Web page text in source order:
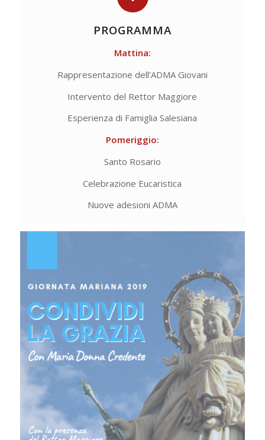
PROGRAMMA
Mattina:
Rappresentazione dell’ADMA Giovani
Intervento del Rettor Maggiore
Esperienza di Famiglia Salesiana
Pomeriggio:
Santo Rosario
Celebrazione Eucaristica
Nuove adesioni ADMA